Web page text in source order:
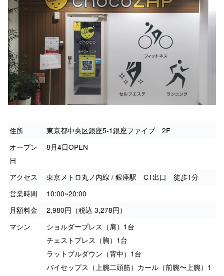
住所
東京都中央区銀座5-1銀座ファイブ 2F
オープン
日
8月4日OPEN
アクセス
東京メトロ丸ノ内線 / 銀座駅 C1出口 徒歩1分
営業時間
10:00~20:00
月額料金
2,980円（税込 3,278円）
マシン
ショルダープレス（肩）1台
チェストプレス（胸）1台
ラットプルダウン（背中）1台
バイセップス（上腕二頭筋）カール（前腕〜上腕）1